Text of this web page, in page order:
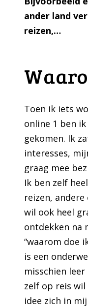
ander land
reizen,…
Toen ik iets
online 1 ben
gekomen. Ik
interesses,
graag mee
Ik ben zelf
reizen,
wil ook heel
ontdekken na
“waarom doe
is een
misschien
zelf op reis
idee zich in